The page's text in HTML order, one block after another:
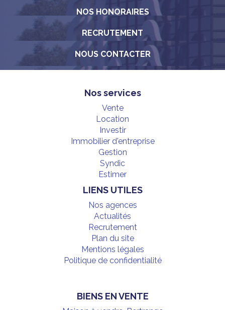
NOS HONORAIRES
RECRUTEMENT
NOUS CONTACTER
Nos services
Vente
Location
Investir
Immobilier d'entreprise
Gestion
Syndic
Estimer
LIENS UTILES
Nos agences
Actualités
Recrutement
Plan du site
Mentions légales
Politique de confidentialité
BIENS EN VENTE